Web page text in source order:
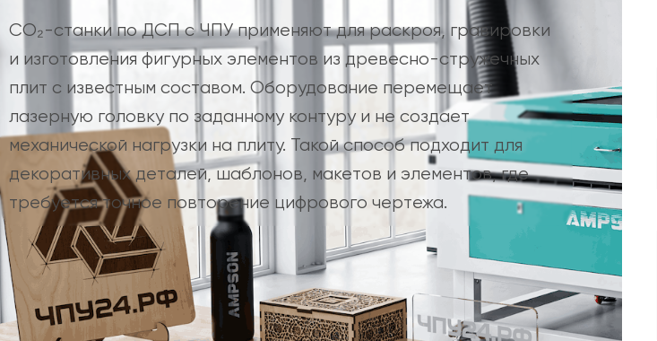
CO₂-станки по ДСП с ЧПУ применяют для раскроя, гравировки
и изготовления фигурных элементов из древесно-стружечных
плит с известным составом. Оборудование перемещает
лазерную головку по заданному контуру и не создает
механической нагрузки на плиту. Такой способ подходит для
декоративных деталей, шаблонов, макетов и элементов, где
требуется точное повторение цифрового чертежа.